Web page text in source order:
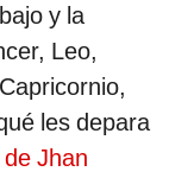
y la
Leo,
les depara
Jhan